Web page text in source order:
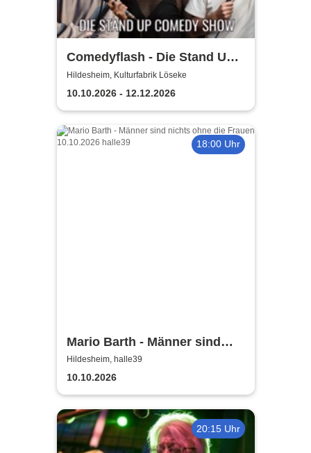
Comedyflash - Die Stand Up
Comedy Show in Hildesheim
Hildesheim, Kulturfabrik Löseke
10.10.2026 - 12.12.2026
18:00 Uhr
Mario Barth - Männer sind
nichts ohne die Frauen
Hildesheim, halle39
10.10.2026
20:15 Uhr